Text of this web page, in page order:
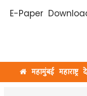
E-Paper
महामुंबई महाराष्ट्र